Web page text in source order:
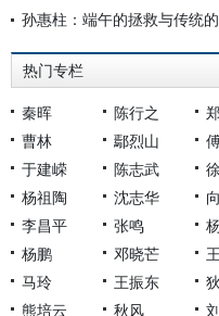
孙惠柱：端午的拯救与传统
热门专栏
秦晖 陈行之
曹林
鄢烈山
于建嵘
陈志武
杨祖陶
沈志华
李昌平
张鸣
杨鹏
邓晓芒
马玲
王振东
熊培云
秋风